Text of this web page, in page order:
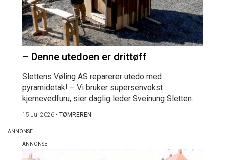
– Denne utedoen er drittøff
Slettens Vøling AS reparerer utedo med
pyramidetak! – Vi bruker supersenvokst
kjernevedfuru, sier daglig leder Sveinung Sletten.
15 Jul 2026 • TØMREREN